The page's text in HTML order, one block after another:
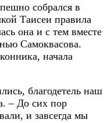
собрался в
Таисеи правила
она и с тем вместе
Самоквасова.
начала
благодетель наш
– До сих пор
и завсегда мы